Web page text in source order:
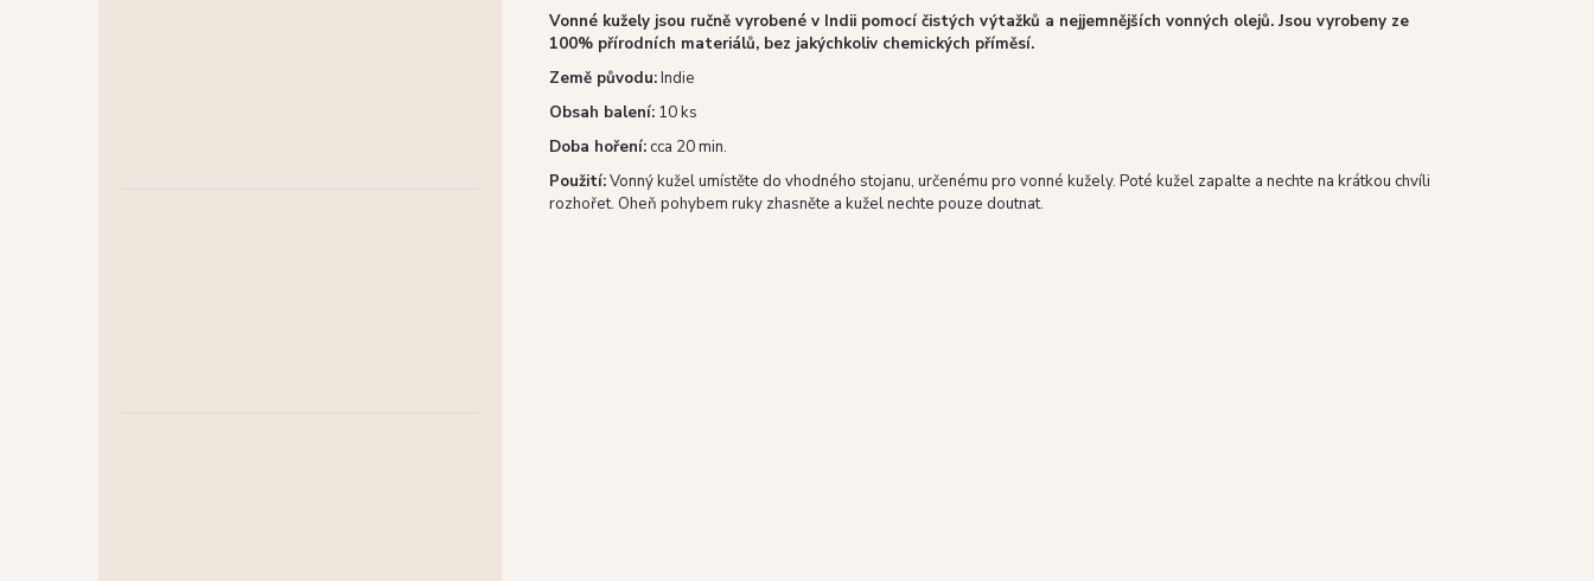
Vonné kužely jsou ručně vyrobené v Indii pomocí čistých výtažků a nejjemnějších vonných olejů. Jsou vyrobeny ze
100% přírodních materiálů, bez jakýchkoliv chemických příměsí.
Země původu:Indie
Obsah balení: 10 ks
Doba hoření:cca 20 min.
Použití:Vonný kužel umístěte do vhodného stojanu, určenému pro vonné kužely. Poté kužel zapalte a nechte na krátkou chvíli
rozhořet. Oheň pohybem ruky zhasněte a kužel nechte pouze doutnat.